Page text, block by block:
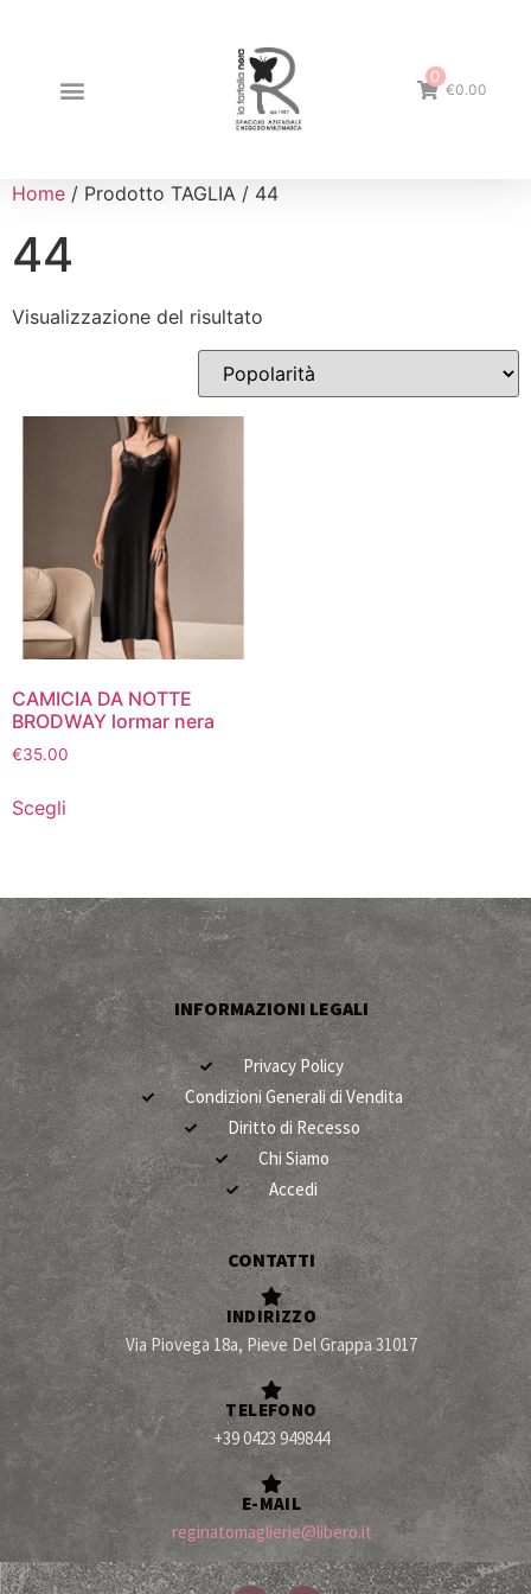
0
€0.00
Home / Prodotto TAGLIA / 44
44
Visualizzazione del risultato
CAMICIA DA NOTTE
BRODWAY lormar nera
€35.00
Scegli
INFORMAZIONI LEGALI
Privacy Policy
Condizioni Generali di Vendita
Diritto di Recesso
Chi Siamo
Accedi
CONTATTI
INDIRIZZO
Via Piovega 18a, Pieve Del Grappa 31017
TELEFONO
+39 0423 949844
E-MAIL
reginatomaglierie@libero.it